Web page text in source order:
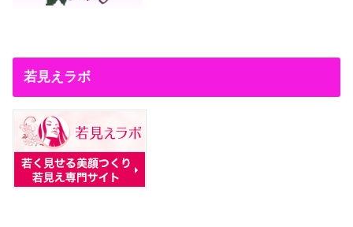
若見えラボ